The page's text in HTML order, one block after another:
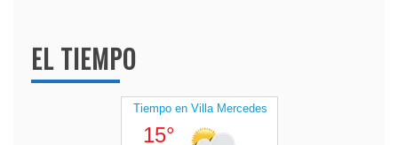
EL TIEMPO